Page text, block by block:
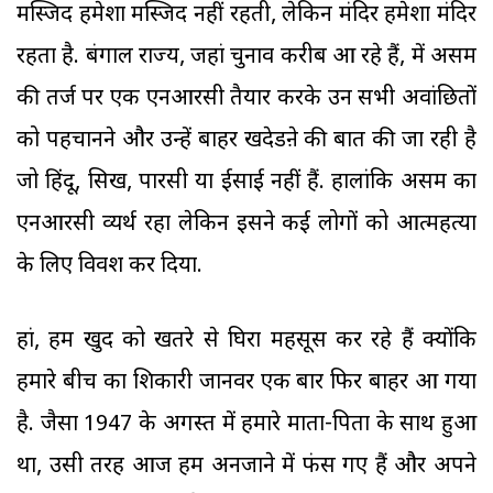
मस्जिद हमेशा मस्जिद नहीं रहती, लेकिन मंदिर हमेशा मंदिर
रहता है. बंगाल राज्य, जहां चुनाव करीब आ रहे हैं, में असम
की तर्ज पर एक एनआरसी तैयार करके उन सभी अवांछितों
को पहचानने और उन्हें बाहर खदेडऩे की बात की जा रही है
जो हिंदू, सिख, पारसी या ईसाई नहीं हैं. हालांकि असम का
एनआरसी व्यर्थ रहा लेकिन इसने कई लोगों को आत्महत्या
के लिए विवश कर दिया.
हां, हम खुद को खतरे से घिरा महसूस कर रहे हैं क्योंकि
हमारे बीच का शिकारी जानवर एक बार फिर बाहर आ गया
है. जैसा 1947 के अगस्त में हमारे माता-पिता के साथ हुआ
था, उसी तरह आज हम अनजाने में फंस गए हैं और अपने